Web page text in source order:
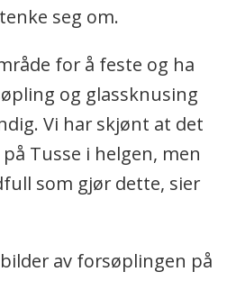
seg om.
for å feste og ha
og glassknusing
Vi har skjønt at det
Tusse i helgen, men
som gjør dette, sier
av forsøplingen på